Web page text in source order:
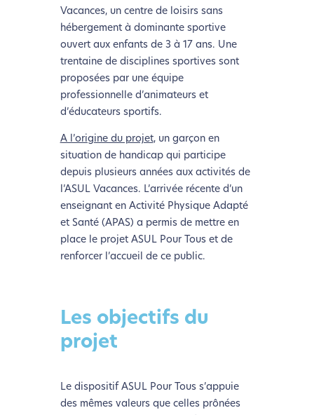
Vacances, un centre de loisirs sans
hébergement à dominante sportive
ouvert aux enfants de 3 à 17 ans. Une
trentaine de disciplines sportives sont
proposées par une équipe
professionnelle d’animateurs et
d’éducateurs sportifs.
A l’origine du projet, un garçon en
situation de handicap qui participe
depuis plusieurs années aux activités de
l’ASUL Vacances. L’arrivée récente d’un
enseignant en Activité Physique Adapté
et Santé (APAS) a permis de mettre en
place le projet ASUL Pour Tous et de
renforcer l’accueil de ce public.
Les objectifs du
projet
Le dispositif ASUL Pour Tous s’appuie
des mêmes valeurs que celles prônées